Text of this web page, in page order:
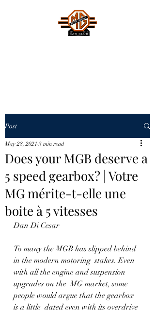
Post
Does your MGB deserve a
5 speed gearbox? | Votre
MG mérite-t-elle une
boite à 5 vitesses
May 28, 2021 3 min read
Dan Di Cesar
To many the MGB has slipped behind
in the modern motoring  stakes. Even
with all the engine and suspension
upgrades on the  MG market, some
people would argue that the gearbox
is a little  dated even with its overdrive